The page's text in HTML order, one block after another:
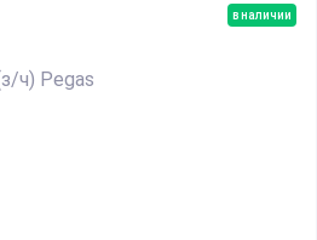
в наличии